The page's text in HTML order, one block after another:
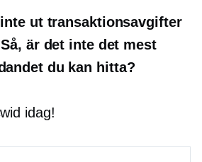
ut transaktionsavgifter
är det inte det mest
du kan hitta?
idag!